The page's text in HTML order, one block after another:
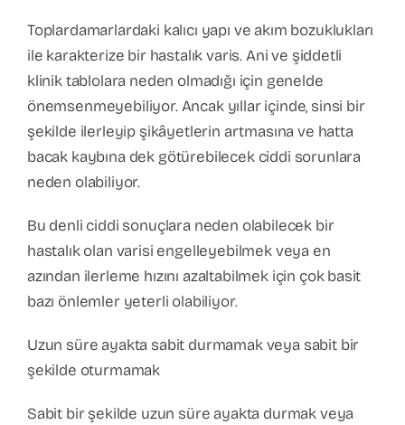
Toplardamarlardaki kalıcı yapı ve akım bozuklukları
ile karakterize bir hastalık varis. Ani ve şiddetli
klinik tablolara neden olmadığı için genelde
önemsenmeyebiliyor. Ancak yıllar içinde, sinsi bir
şekilde ilerleyip şikâyetlerin artmasına ve hatta
bacak kaybına dek götürebilecek ciddi sorunlara
neden olabiliyor.
Bu denli ciddi sonuçlara neden olabilecek bir
hastalık olan varisi engelleyebilmek veya en
azından ilerleme hızını azaltabilmek için çok basit
bazı önlemler yeterli olabiliyor.
Uzun süre ayakta sabit durmamak veya sabit bir
şekilde oturmamak
Sabit bir şekilde uzun süre ayakta durmak veya